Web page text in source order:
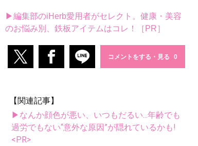
▶編集部のiHerb愛用者がセレクト。健康・美容
のお悩み別、鉄板アイテムはコレ！［PR］
コメントをする・見る
【関連記事】
▶なんか顔色が悪い、いつもだるい...年齢でも
過労でもない“意外な原因”が隠れているかも!
<PR>